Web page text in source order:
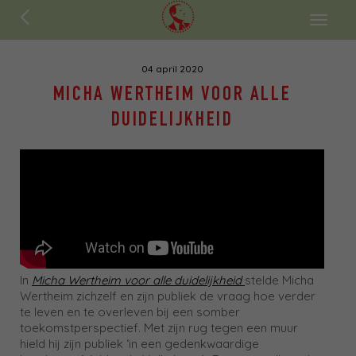
Toggle
04 april 2020
MICHA WERTHEIM VOOR ALLE
DUIDELIJKHEID
In Micha Wertheim voor alle duidelijkheid stelde Micha
Wertheim zichzelf en zijn publiek de vraag hoe verder
te leven en te overleven bij een somber
toekomstperspectief. Met zijn rug tegen een muur
hield hij zijn publiek ‘in een gedenkwaardige